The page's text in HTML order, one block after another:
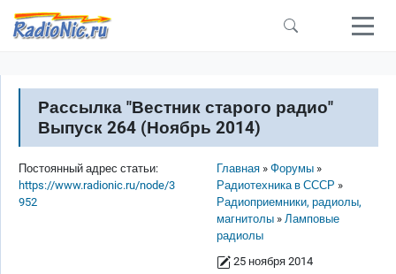
Перейти к основному содержанию
Рассылка "Вестник старого радио"
Выпуск 264 (Ноябрь 2014)
Строка навигации
Главная
Форумы
Радиотехника в СССР
Радиоприемники, радиолы,
магнитолы
Ламповые
радиолы
25 ноября 2014
Постоянный адрес статьи:
https://www.radionic.ru/node/3
952